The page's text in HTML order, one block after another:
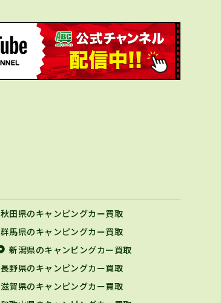
秋田県のキャンピングカー買取
群馬県のキャンピングカー買取
新潟県のキャンピングカー買取
長野県のキャンピングカー買取
滋賀県のキャンピングカー買取